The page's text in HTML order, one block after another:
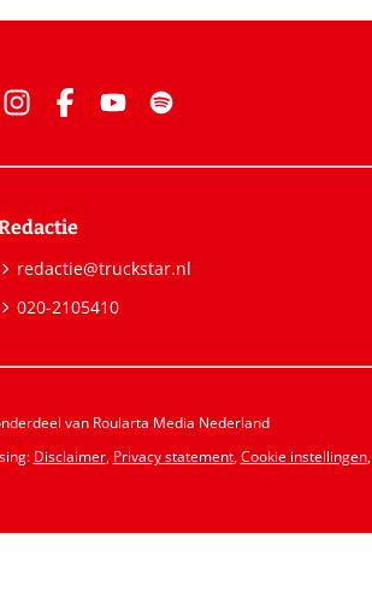
redactie@truckstar.nl
020-2105410
van Roularta Media Nederland
Disclaimer, Privacy statement,Cookie instellingen,